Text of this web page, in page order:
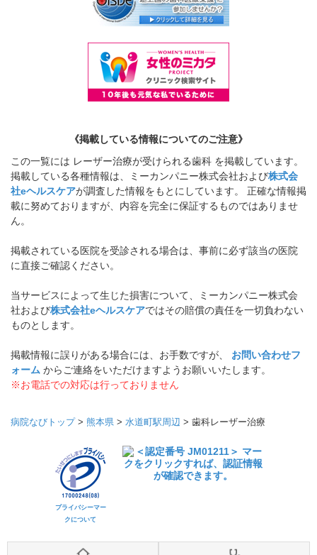
《掲載している情報についてのご注意》
この一覧には レーザー治療が受けられる歯科 を掲載しています。
掲載している各種情報は、ミーカンパニー株式会社および株式会
社eヘルスケアが調査した情報をもとにしています。 正確な情報掲
載に努めておりますが、内容を完全に保証するものではありませ
ん。
掲載されている医院を受診される場合は、事前に必ず該当の医院
に直接ご確認ください。
当サービスによって生じた損害について、ミーカンパニー株式会
社および株式会社eヘルスケアではその賠償の責任を一切負わない
ものとします。
掲載情報に誤りがある場合には、お手数ですが、 お問い合わせフ
ォーム からご連絡をいただけますようお願いいたします。
※お電話での対応は行っておりません
病院なびトップ> 熊本県 > 水道町駅周辺 > 歯科レーザー治療
プライバシーマー
クについて